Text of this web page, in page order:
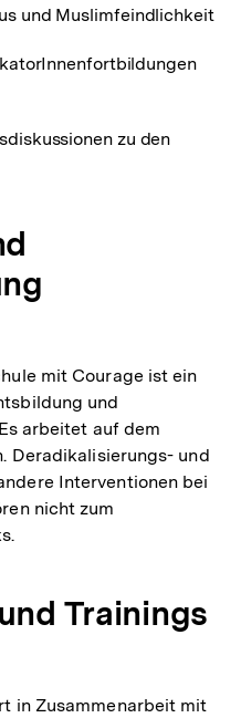
und Muslimfeindlichkeit
zu den
mit Courage ist ein
und
arbeitet auf dem
Deradikalisierungs- und
Interventionen bei
nicht zum
Trainings
in Zusammenarbeit mit